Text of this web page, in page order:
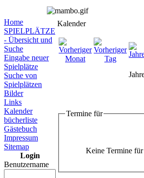
Home
SPIELPLÄTZE
- Übersicht und
Suche
Eingabe neuer
Spielplätze
Suche von
Spielplätzen
Bilder
Links
Kalender
bücherliste
Gästebuch
Impressum
Sitemap
Login
Benutzername
Kalender
Termine für
Keine Termine für